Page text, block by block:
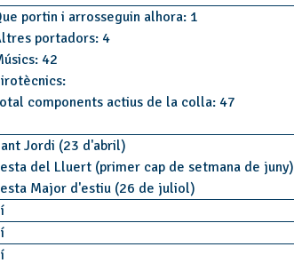
portin i arrosseguin alhora: 1
portadors: 4
42
components actius de la colla: 47
Jordi (23 d'abril)
del Lluert (primer cap de setmana de juny)
Major d'estiu (26 de juliol)